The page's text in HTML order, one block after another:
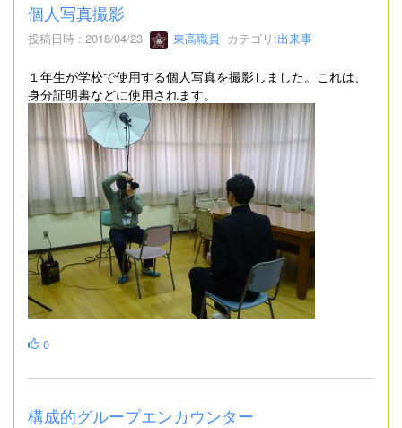
個人写真撮影
投稿日時 : 2018/04/23 東高職員 カテゴリ:出来事
１年生が学校で使用する個人写真を撮影しました。これは、
身分証明書などに使用されます。
0
構成的グループエンカウンター